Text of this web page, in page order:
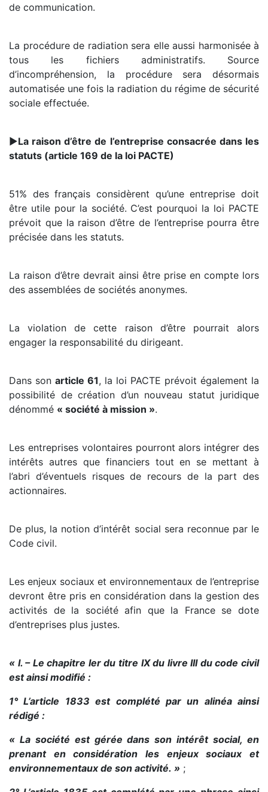
de communication.
La procédure de radiation sera elle aussi harmonisée à
tous les fichiers administratifs. Source
d’incompréhension, la procédure sera désormais
automatisée une fois la radiation du régime de sécurité
sociale effectuée.
►La raison d’être de l’entreprise consacrée dans les
statuts (article 169 de la loi PACTE)
51% des français considèrent qu’une entreprise doit
être utile pour la société. C’est pourquoi la loi PACTE
prévoit que la raison d’être de l’entreprise pourra être
précisée dans les statuts.
La raison d’être devrait ainsi être prise en compte lors
des assemblées de sociétés anonymes.
La violation de cette raison d’être pourrait alors
engager la responsabilité du dirigeant.
Dans son article 61, la loi PACTE prévoit également la
possibilité de création d’un nouveau statut juridique
dénommé « société à mission ».
Les entreprises volontaires pourront alors intégrer des
intérêts autres que financiers tout en se mettant à
l’abri d’éventuels risques de recours de la part des
actionnaires.
De plus, la notion d’intérêt social sera reconnue par le
Code civil.
Les enjeux sociaux et environnementaux de l’entreprise
devront être pris en considération dans la gestion des
activités de la société afin que la France se dote
d’entreprises plus justes.
« I. – Le chapitre Ier du titre IX du livre III du code civil
est ainsi modifié :
1° L’article 1833 est complété par un alinéa ainsi
rédigé :
« La société est gérée dans son intérêt social, en
prenant en considération les enjeux sociaux et
environnementaux de son activité. » ;